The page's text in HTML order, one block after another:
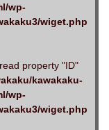
wp-
wiget.php
property "ID"
kawakaku-
wp-
wiget.php